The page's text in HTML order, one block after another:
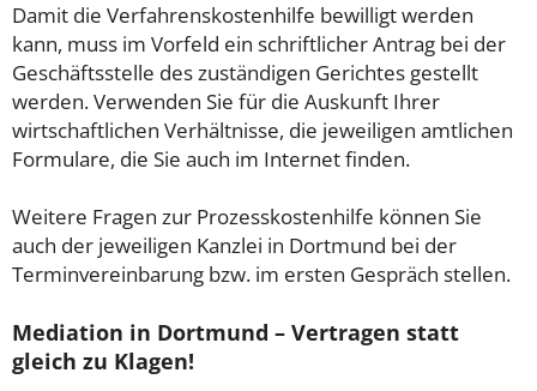
Damit die Verfahrenskostenhilfe bewilligt werden
kann, muss im Vorfeld ein schriftlicher Antrag bei der
Geschäftsstelle des zuständigen Gerichtes gestellt
werden. Verwenden Sie für die Auskunft Ihrer
wirtschaftlichen Verhältnisse, die jeweiligen amtlichen
Formulare, die Sie auch im Internet finden.
Weitere Fragen zur Prozesskostenhilfe können Sie
auch der jeweiligen Kanzlei in Dortmund bei der
Terminvereinbarung bzw. im ersten Gespräch stellen.
Mediation in Dortmund – Vertragen statt
gleich zu Klagen!